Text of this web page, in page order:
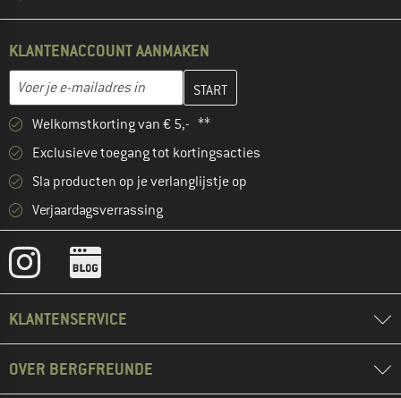
KLANTENACCOUNT AANMAKEN
E-mailadres
Vul je e-mailadres hier in en maak in de volgende stap je
Welkomstkorting van € 5,- **
Exclusieve toegang tot kortingsacties
Sla producten op je verlanglijstje op
Verjaardagsverrassing
KLANTENSERVICE
OVER BERGFREUNDE